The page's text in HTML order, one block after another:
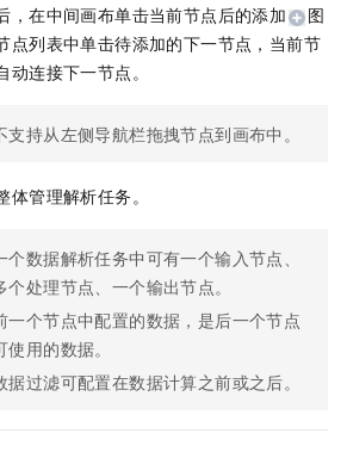
，在中间画布单击当前节点后的添加
图
点列表中单击待添加的下一节点，当前节
动连接下一节点。
支持从左侧导航栏拖拽节点到画布中。
体管理解析任务。
个数据解析任务中可有一个输入节点、
个处理节点、一个输出节点。
一个节点中配置的数据，是后一个节点
使用的数据。
据过滤可配置在数据计算之前或之后。